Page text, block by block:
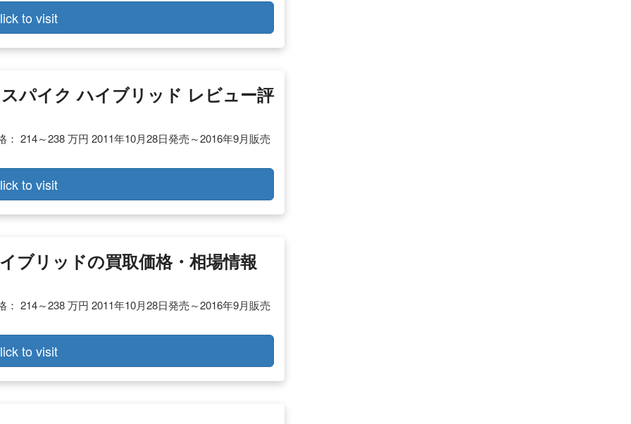
to visit
パイク ハイブリッド レビュー評
214～238 万円 2011年10月28日発売～2016年9月販売
to visit
ブリッドの買取価格・相場情報
214～238 万円 2011年10月28日発売～2016年9月販売
to visit